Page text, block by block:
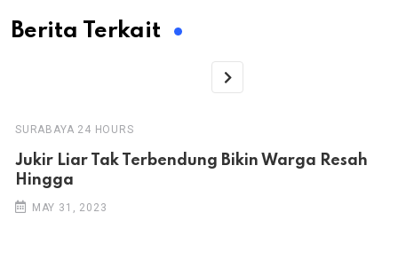
Berita Terkait
SURABAYA 24 HOURS
Jukir Liar Tak Terbendung Bikin Warga Resah
Hingga
MAY 31, 2023